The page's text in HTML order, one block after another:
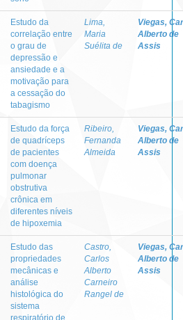
Estudo da
correlação entre
o grau de
depressão e
ansiedade e a
motivação para
a cessação do
tabagismo
Lima,
Maria
Suélita de
Viegas,
Alberto de
Assis
Estudo da força
de quadríceps
de pacientes
com doença
pulmonar
obstrutiva
crônica em
diferentes níveis
de hipoxemia
Ribeiro,
Fernanda
Almeida
Viegas,
Alberto de
Assis
Estudo das
propriedades
mecânicas e
análise
histológica do
sistema
respiratório de
Castro,
Carlos
Alberto
Carneiro
Rangel de
Viegas,
Alberto de
Assis